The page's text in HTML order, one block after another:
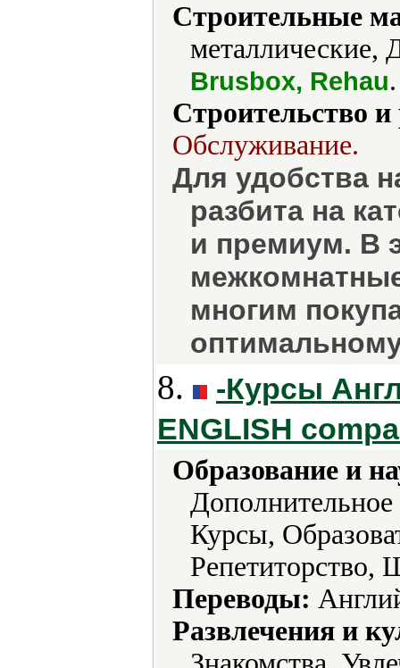
Строительные
Brusbox, Rehau.
Строительство
Обслуживание.
Для удобства
разбита на
и премиум. В
многим
8.
-Курсы
ENGLISH
Образование и
Курсы,
Репетиторство,
Переводы:
Развлечения и